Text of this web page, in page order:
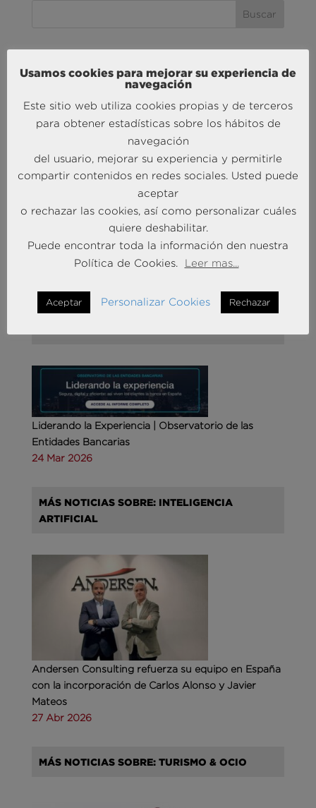
BRAINTRUST
Andersen Consulting refuerza su crecimiento en
España con la incorporación de Francisco Puertas
como Socio Responsable de Human Capital
30 Sep 2025
MÁS NOTICIAS SOBRE: INTELIGENCIA
Liderando la Experiencia | Observatorio de las
Entidades Bancarias
24 Mar 2026
MÁS NOTICIAS SOBRE: INTELIGENCIA
ARTIFICIAL
Andersen Consulting refuerza su equipo en España
con la incorporación de Carlos Alonso y Javier
Mateos
27 Abr 2026
MÁS NOTICIAS SOBRE: TURISMO & OCIO
Usamos cookies para mejorar su experiencia de
navegación
Este sitio web utiliza cookies propias y de terceros
para obtener estadísticas sobre los hábitos de
navegación
del usuario, mejorar su experiencia y permitirle
compartir contenidos en redes sociales. Usted puede
aceptar
o rechazar las cookies, así como personalizar cuáles
quiere deshabilitar.
Puede encontrar toda la información den nuestra
Política de Cookies.
Leer mas...
Aceptar Personalizar Cookies Rechazar